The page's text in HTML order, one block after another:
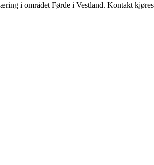
i området Førde i Vestland. Kontakt